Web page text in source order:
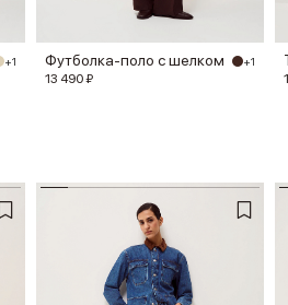
+1 Футболка-поло с шелком +1
13 490 ₽